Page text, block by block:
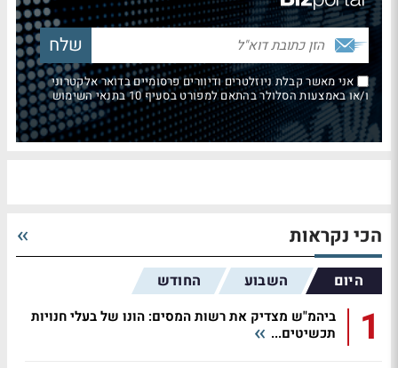
אני מאשר קבלת ניוזלטרים ודיוורים פרסומיים בדואר אלקטרוני
ו/או באמצעות הסלולר בהתאם למפורט בסעיף 10 בתנאי השימוש
הכי נקראות
היום השבוע החודש
1
ביהמ"ש מצדיק את רשות המסים: הונו של בעלי חנויות
תכשיטים...